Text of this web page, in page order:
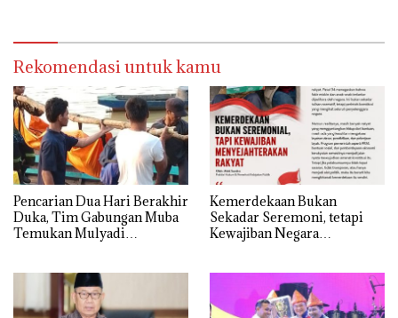
Rekomendasi untuk kamu
Pencarian Dua Hari Berakhir
Duka, Tim Gabungan Muba
Temukan Mulyadi
Kemerdekaan Bukan
Sekadar Seremoni, tetapi
Kewajiban Negara